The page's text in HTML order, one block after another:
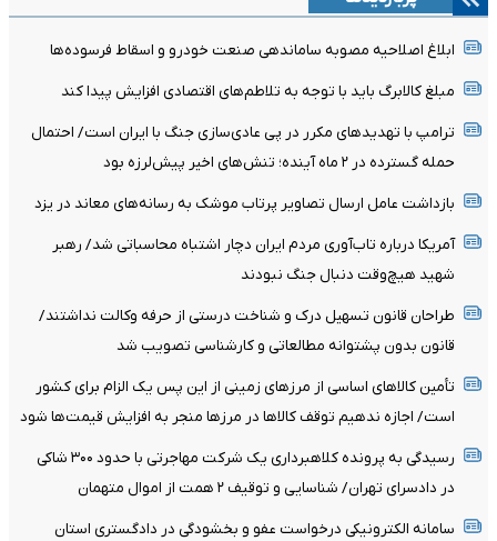
ابلاغ اصلاحیه مصوبه ساماندهی صنعت خودرو و اسقاط فرسوده‌ها
مبلغ کالابرگ باید با توجه به تلاطم‌های اقتصادی افزایش پیدا کند
ترامپ با تهدیدهای مکرر در پی عادی‌سازی جنگ با ایران است/ احتمال
حمله گسترده در ۲ ماه آینده؛ تنش‌های اخیر پیش‌لرزه بود
بازداشت عامل ارسال تصاویر پرتاب موشک به رسانه‌های معاند در یزد
آمریکا درباره تاب‌آوری مردم ایران دچار اشتباه محاسباتی شد/ رهبر
شهید هیچ‌وقت دنبال جنگ نبودند
طراحان قانون تسهیل درک و شناخت درستی از حرفه وکالت نداشتند/
قانون بدون پشتوانه مطالعاتی و کارشناسی تصویب شد
تأمین کالاهای اساسی از مرزهای زمینی از این پس یک الزام برای کشور
است/ اجازه ندهیم توقف کالاها در مرزها منجر به افزایش قیمت‌ها شود
رسیدگی به پرونده کلاهبرداری یک شرکت مهاجرتی با حدود ۳۰۰ شاکی
در دادسرای تهران/ شناسایی و توقیف ۲ همت از اموال متهمان
سامانه الکترونیکی درخواست عفو و بخشودگی در دادگستری استان